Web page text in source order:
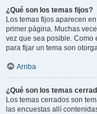
¿Qué son los temas fijos?
Los temas fijos aparecen
primer página. Muchas
vez que sea posible. Como
para fijar un tema son
Arriba
¿Qué son los temas
Los temas cerrados son
las encuestas allí